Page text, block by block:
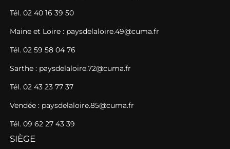
Tél. 02 40 16 39 50
Maine et Loire : paysdelaloire.49@cuma.fr
Tél. 02 59 58 04 76
Sarthe : paysdelaloire.72@cuma.fr
Tél. 02 43 23 77 37
Vendée : paysdelaloire.85@cuma.fr
Tél. 09 62 27 43 39
SIÈGE